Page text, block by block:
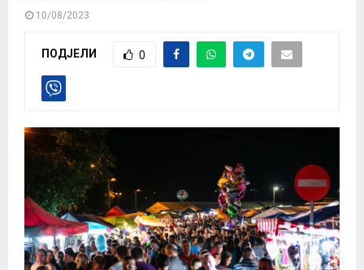
10/08/2023
ПОДЈЕЛИ 0